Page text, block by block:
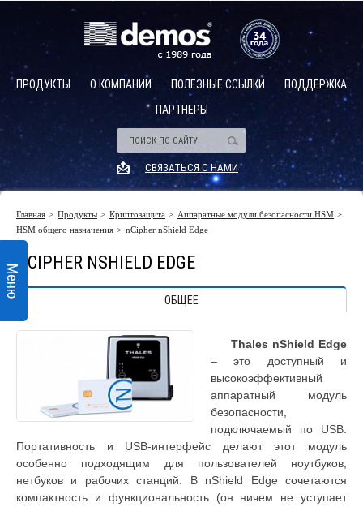
ПРОДУКТЫ
Аппаратные модули безопасности (hsm)
HSM общего назначения
Программируемые HSM
Управление ключевым материалом
О КОМПАНИИ ПОЛЕЗНЫЕ ССЫЛКИ ПОДДЕРЖКА
Описание
Описание
ПАРТНЕРЫ
СВЯЗАТЬСЯ С НАМИ
Главная Продукты Криптозащита
Аппаратные модули безопасности HSM
HSM общего назначения
nCipher nShield Edge
Меню
NCIPHER NSHIELD EDGE
ОБЩЕЕ
Thales nShield Edge
– это доступный и
высокоэффективный
аппаратный модуль
безопасности,
подключаемый по USB.
Портативность и USB-интерфейс делают этот модуль
особенно подходящим для пользователей ноутбуков,
нетбуков и рабочих станций. В nShield Edge сочетаются
компактность и функциональность (он ничем не уступает